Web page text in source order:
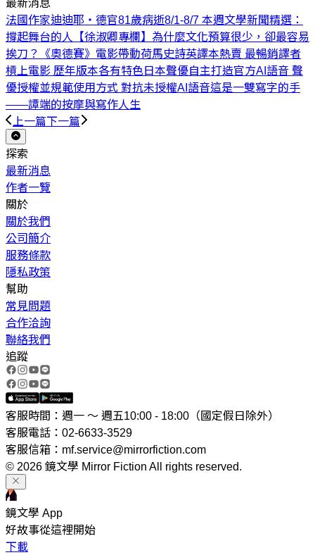
最新消息
法國作家迪迪耶・德官81歲病逝8/1-8/7 本週文學新聞精選：
撐起舞台的人
【徐淑卿專欄】為什麼文化預算很少，卻最容易
挨刀？
《奧德賽》電影帶動荷馬史詩英譯本熱賣 最暢銷譯者
槓上電影 歷年版本各有特色 日本聲優自主打造官方AI語音 聲
優授權並規範使用方式 對抗未授權AI語音這是一雙寫字的手
——譚端的按摩與寫作人生
上一篇下一篇
探索
最新消息
作者一覽
關於
關於我們
公司簡介
服務條款
隱私政策
幫助
常見問題
合作洽詢
聯絡我們
追蹤
客服時間：週一 ～ 週五10:00 - 18:00（國定假日除外）
客服電話：02-6633-3529
客服信箱：mf.service@mirrorfiction.com
© 2026 鏡文學 Mirror Fiction All rights reserved.
鏡文學 App
好故事從這裡開始
下載